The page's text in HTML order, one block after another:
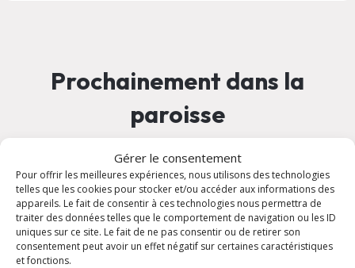
Gérer le consentement
Pour offrir les meilleures expériences, nous utilisons des technologies
telles que les cookies pour stocker et/ou accéder aux informations des
appareils. Le fait de consentir à ces technologies nous permettra de
traiter des données telles que le comportement de navigation ou les ID
uniques sur ce site. Le fait de ne pas consentir ou de retirer son
consentement peut avoir un effet négatif sur certaines caractéristiques
et fonctions.
Prochainement dans la
paroisse